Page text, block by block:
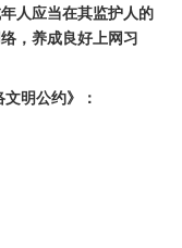
人应当在其监护人的
，养成良好上网习
明公约》：